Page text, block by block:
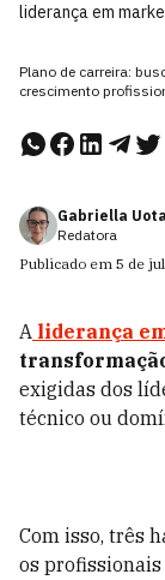
liderança em
Plano de carreira:
crescimento
Gabriella Uota
Redatora
Publicado em 5 de
A liderança
exigidas dos
técnico ou
Com isso, três
os